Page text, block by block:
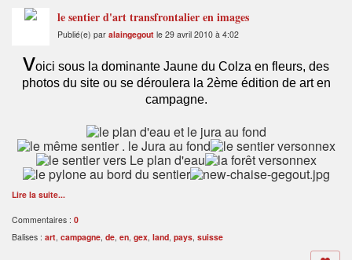
le sentier d'art transfrontalier en images
Publié(e) par alaingegout le 29 avril 2010 à 4:02
voici sous la dominante Jaune du Colza en fleurs, des
photos du site ou se déroulera la 2ème édition de art en
campagne.
Lire la suite...
Commentaires : 0
Balises : art, campagne, de, en, gex, land, pays, suisse